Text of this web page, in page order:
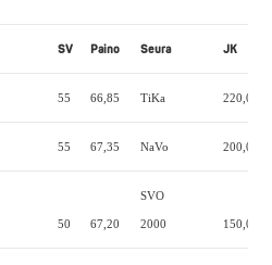
SV Paino Seura JK
55 66,85 TiKa 220,0
55 67,35 NaVo 200,0
50 67,20
SVO
2000 150,0